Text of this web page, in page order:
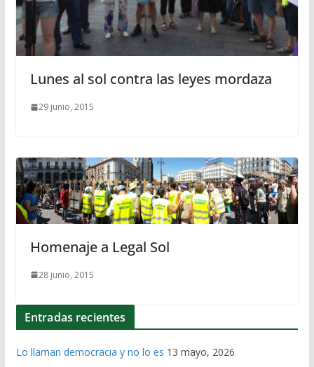
Lunes al sol contra las leyes mordaza
29 junio, 2015
Homenaje a Legal Sol
28 junio, 2015
Entradas recientes
Lo llaman democracia y no lo es 13 mayo, 2026